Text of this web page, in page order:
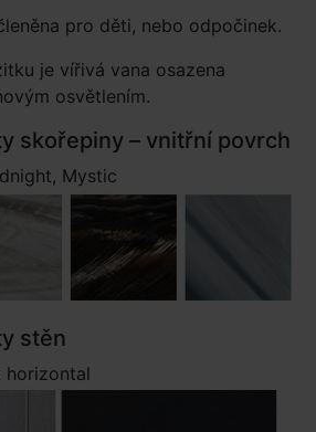
pro děti, nebo odpočinek.
je vířivá vana osazena
osvětlením.
skořepiny – vnitřní povrch
Mystic
stěn
horizontal